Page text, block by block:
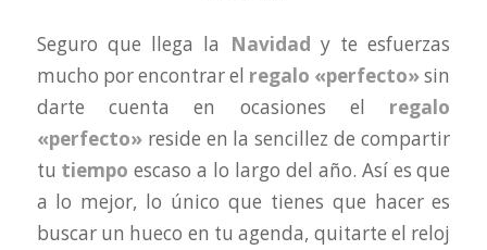
Seguro que llega la Navidad y te esfuerzas
mucho por encontrar el regalo «perfecto»sin
darte cuenta en ocasiones el regalo
«perfecto»reside en la sencillez de compartir
tu tiempo escaso a lo largo del año. Así es que
a lo mejor, lo único que tienes que hacer es
buscar un hueco en tu agenda, quitarte el reloj